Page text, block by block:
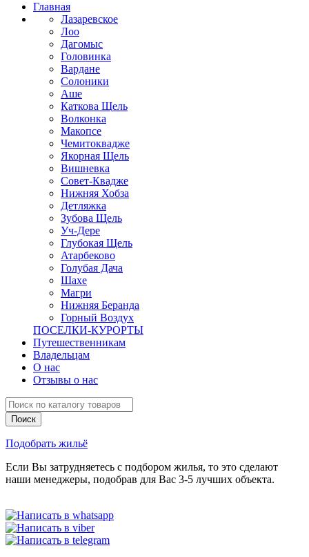
Главная
Лазаревское
Лоо
Дагомыс
Головинка
Вардане
Солоники
Аше
Каткова Щель
Волконка
Макопсе
Чемитоквадже
Якорная Щель
Вишневка
Совет-Квадже
Нижняя Хобза
Детляжка
Зубова Щель
Уч-Дере
Глубокая Щель
Атарбеково
Голубая Дача
Шахе
Магри
Нижняя Беранда
Горный Воздух
ПОСЕЛКИ-КУРОРТЫ
Путешественникам
Владельцам
О нас
Отзывы о нас
Подобрать жильё
Если Вы затрудняетесь с подбором жилья, то это сделают
наши менеджеры, подобрав для Вас 3-5 лучших объекта.